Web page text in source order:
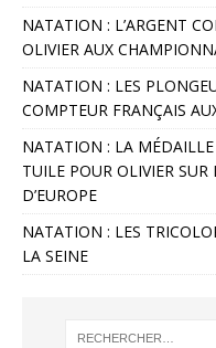
NATATION : L’ARGENT
OLIVIER AUX
NATATION : LES
COMPTEUR FRANÇAIS
NATATION : LA
TUILE POUR OLIVIER
D’EUROPE
NATATION : LES
LA SEINE